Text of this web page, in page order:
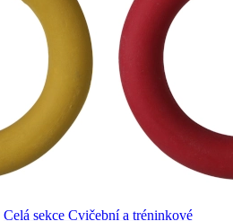
Celá sekce Cvičební a tréninkové